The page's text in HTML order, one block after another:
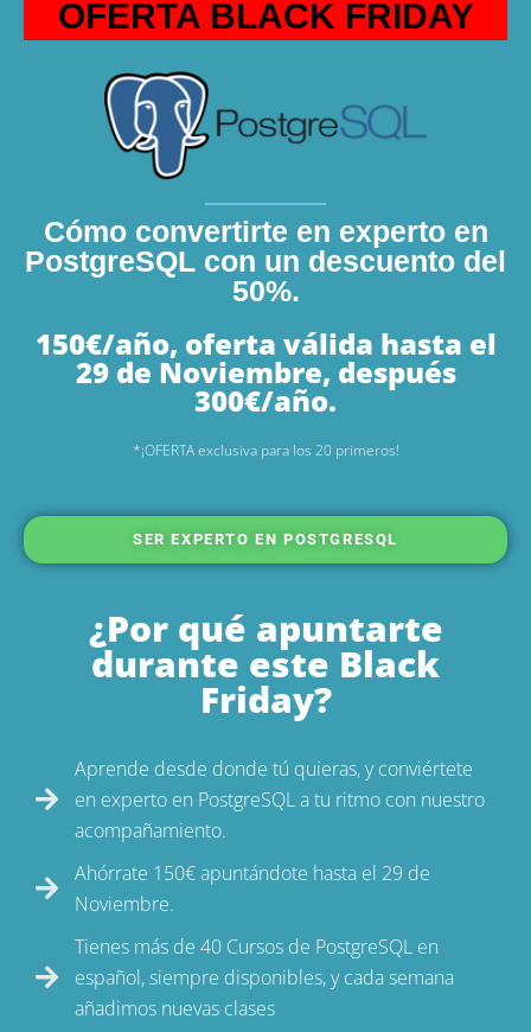
OFERTA BLACK FRIDAY
Cómo convertirte en experto en
PostgreSQL con un descuento del
50%.
150€/año, oferta válida hasta el
29 de Noviembre, después
300€/año.
*¡OFERTA exclusiva para los 20 primeros!
SER EXPERTO EN POSTGRESQL
¿Por qué apuntarte
durante este Black
Friday?
Aprende desde donde tú quieras, y conviértete
en experto en PostgreSQL a tu ritmo con nuestro
acompañamiento.
Ahórrate 150€ apuntándote hasta el 29 de
Noviembre.
Tienes más de 40 Cursos de PostgreSQL en
español, siempre disponibles, y cada semana
añadimos nuevas clases